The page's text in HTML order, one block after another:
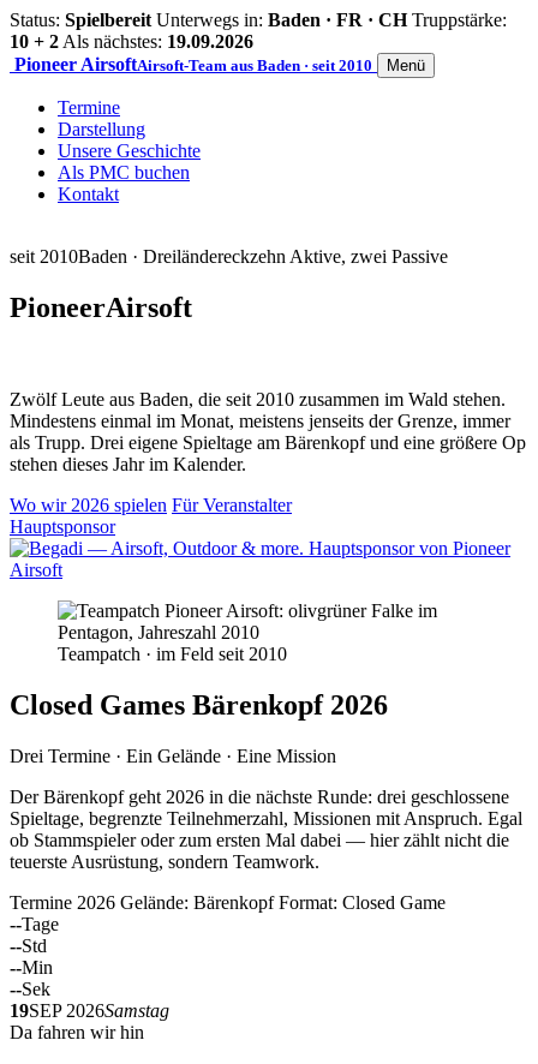
Status: Spielbereit Unterwegs in: Baden · FR · CH Truppstärke:
10 + 2 Als nächstes: 19.09.2026
Pioneer AirsoftAirsoft-Team aus Baden · seit 2010 Menü
Termine
Darstellung
Unsere Geschichte
Als PMC buchen
Kontakt
seit 2010Baden · Dreiländereckzehn Aktive, zwei Passive
PioneerAirsoft
Zwölf Leute aus Baden, die seit 2010 zusammen im Wald stehen.
Mindestens einmal im Monat, meistens jenseits der Grenze, immer
als Trupp. Drei eigene Spieltage am Bärenkopf und eine größere Op
stehen dieses Jahr im Kalender.
Wo wir 2026 spielen Für Veranstalter
Hauptsponsor
Teampatch · im Feld seit 2010
Closed Games Bärenkopf 2026
Drei Termine · Ein Gelände · Eine Mission
Der Bärenkopf geht 2026 in die nächste Runde: drei geschlossene
Spieltage, begrenzte Teilnehmerzahl, Missionen mit Anspruch. Egal
ob Stammspieler oder zum ersten Mal dabei — hier zählt nicht die
teuerste Ausrüstung, sondern Teamwork.
Termine 2026 Gelände: Bärenkopf Format: Closed Game
--Tage
--Std
--Min
--Sek
19SEP 2026Samstag
Da fahren wir hin